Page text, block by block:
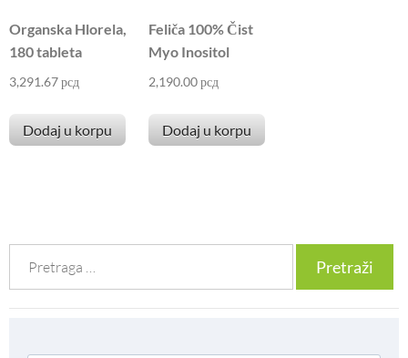
Organska Hlorela,
180 tableta
3,291.67рсд
Dodaj u korpu
Feliča 100% Čist
Myo Inositol
2,190.00рсд
Dodaj u korpu